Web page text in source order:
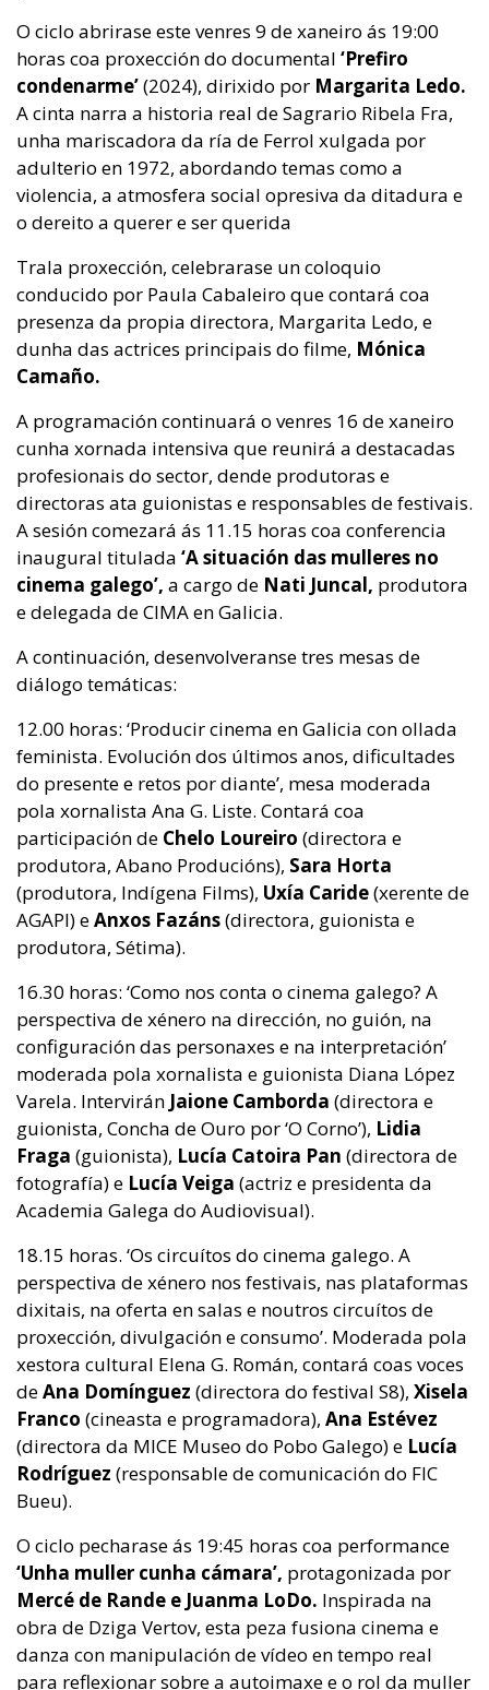
O ciclo abrirase este venres 9 de xaneiro ás 19:00
horas coa proxección do documental ‘Prefiro
condenarme’(2024), dirixido por Margarita Ledo.
A cinta narra a historia real de Sagrario Ribela Fra,
unha mariscadora da ría de Ferrol xulgada por
adulterio en 1972, abordando temas como a
violencia, a atmosfera social opresiva da ditadura e
o dereito a querer e ser querida
Trala proxección, celebrarase un coloquio
conducido por Paula Cabaleiro que contará coa
presenza da propia directora, Margarita Ledo, e
dunha das actrices principais do filme, Mónica
Camaño.
A programación continuará o venres 16 de xaneiro
cunha xornada intensiva que reunirá a destacadas
profesionais do sector, dende produtoras e
directoras ata guionistas e responsables de festivais.
A sesión comezará ás 11.15 horas coa conferencia
inaugural titulada ‘A situación das mulleres no
cinema galego’, a cargo de Nati Juncal, produtora
e delegada de CIMA en Galicia.
A continuación, desenvolveranse tres mesas de
diálogo temáticas:
12.00 horas: ‘Producir cinema en Galicia con ollada
feminista. Evolución dos últimos anos, dificultades
do presente e retos por diante’, mesa moderada
pola xornalista Ana G. Liste. Contará coa
participación de Chelo Loureiro (directora e
produtora, Abano Producións), Sara Horta
(produtora, Indígena Films), Uxía Caride(xerente de
AGAPI) eAnxos Fazáns(directora, guionista e
produtora, Sétima).
16.30 horas: ‘Como nos conta o cinema galego? A
perspectiva de xénero na dirección, no guión, na
configuración das personaxes e na interpretación’
moderada pola xornalista e guionista Diana López
Varela. Intervirán Jaione Camborda (directora e
guionista, Concha de Ouro por ‘O Corno’), Lidia
Fraga (guionista), Lucía Catoira Pan (directora de
fotografía) e Lucía Veiga (actriz e presidenta da
Academia Galega do Audiovisual).
18.15 horas. ‘Os circuítos do cinema galego. A
perspectiva de xénero nos festivais, nas plataformas
dixitais, na oferta en salas e noutros circuítos de
proxección, divulgación e consumo’. Moderada pola
xestora cultural Elena G. Román, contará coas voces
deAna Domínguez (directora do festival S8), Xisela
Franco (cineasta e programadora), Ana Estévez
(directora da MICE Museo do Pobo Galego) e Lucía
Rodríguez (responsable de comunicación do FIC
Bueu).
O ciclo pecharase ás 19:45 horas coa performance
‘Unha muller cunha cámara’, protagonizada por
Mercé de Rande e Juanma LoDo. Inspirada na
obra de Dziga Vertov, esta peza fusiona cinema e
danza con manipulación de vídeo en tempo real
para reflexionar sobre a autoimaxe e o rol da muller